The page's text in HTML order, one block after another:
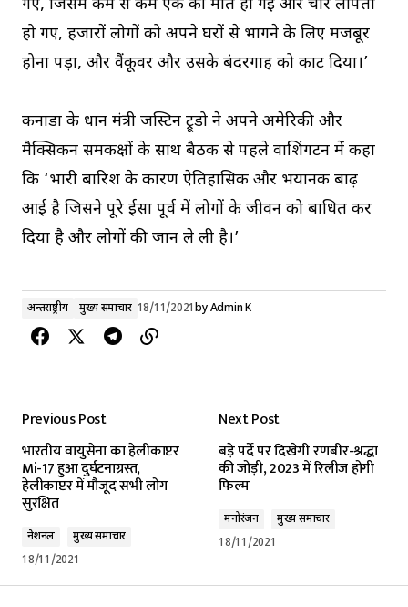
गए, जिसमें कम से कम एक की मौत हो गई और चार लापता
हो गए, हजारों लोगों को अपने घरों से भागने के लिए मजबूर
होना पड़ा, और वैंकूवर और उसके बंदरगाह को काट दिया।’
कनाडा के प्रधान मंत्री जस्टिन ट्रूडो ने अपने अमेरिकी और
मैक्सिकन समकक्षों के साथ बैठक से पहले वाशिंगटन में कहा
कि ‘भारी बारिश के कारण ऐतिहासिक और भयानक बाढ़
आई है जिसने पूरे ईसा पूर्व में लोगों के जीवन को बाधित कर
दिया है और लोगों की जान ले ली है।’
अन्तर्राष्ट्रीय मुख्य समाचार 18/11/2021by Admin K
Previous Post
भारतीय वायुसेना का हेलीकाप्टर
Mi-17 हुआ दुर्घटनाग्रस्त,
हेलीकाप्टर में मौजूद सभी लोग
सुरक्षित
नेशनल
मुख्य समाचार
18/11/2021
Next Post
बड़े पर्दे पर दिखेगी रणबीर-श्रद्धा
की जोड़ी, 2023 में रिलीज होगी
फिल्म
मनोरंजन
मुख्य समाचार
18/11/2021